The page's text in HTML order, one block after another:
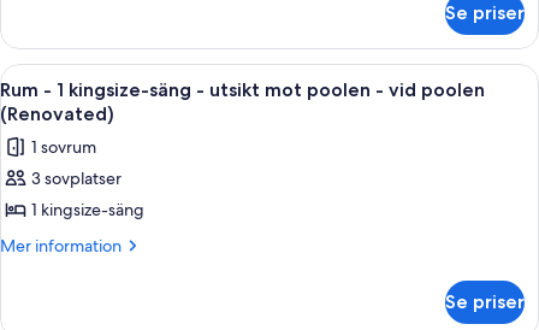
utsikt
mot
poolen
-
vid
poolen
(Renovated)
-
dubbelsängar
-
utsikt
mot
poolen
vid
poolen
(Renovated)
Se priser
Öppna
alla
foton
för
Rum
-
1
Ett hotellrum med en stor säng, ett
6
Rum - 1 kingsize-säng - utsikt mot poolen - vid poolen
(Renovated)
1 sovrum
3 sovplatser
1 kingsize-säng
Mer information
Mer
Se priser